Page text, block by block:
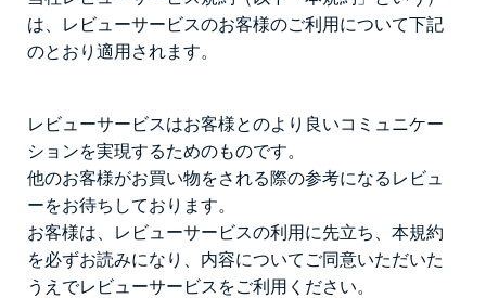
は、レビューサービスのお客様のご利用について下記
のとおり適用されます。
レビューサービスはお客様とのより良いコミュニケー
ションを実現するためのものです。
他のお客様がお買い物をされる際の参考になるレビュ
ーをお待ちしております。
お客様は、レビューサービスの利用に先立ち、本規約
を必ずお読みになり、内容についてご同意いただいた
うえでレビューサービスをご利用ください。